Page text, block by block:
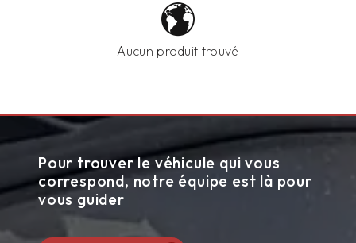
Aucun produit trouvé
Pour trouver le véhicule qui vous
correspond, notre équipe est là pour
vous guider